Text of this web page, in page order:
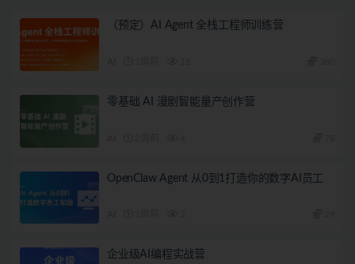
（预定）AI Agent 全栈工程师训练营
零基础 AI 漫剧智能量产创作营
OpenClaw Agent 从0到1打造你的数字AI员工
企业级AI编程实战营